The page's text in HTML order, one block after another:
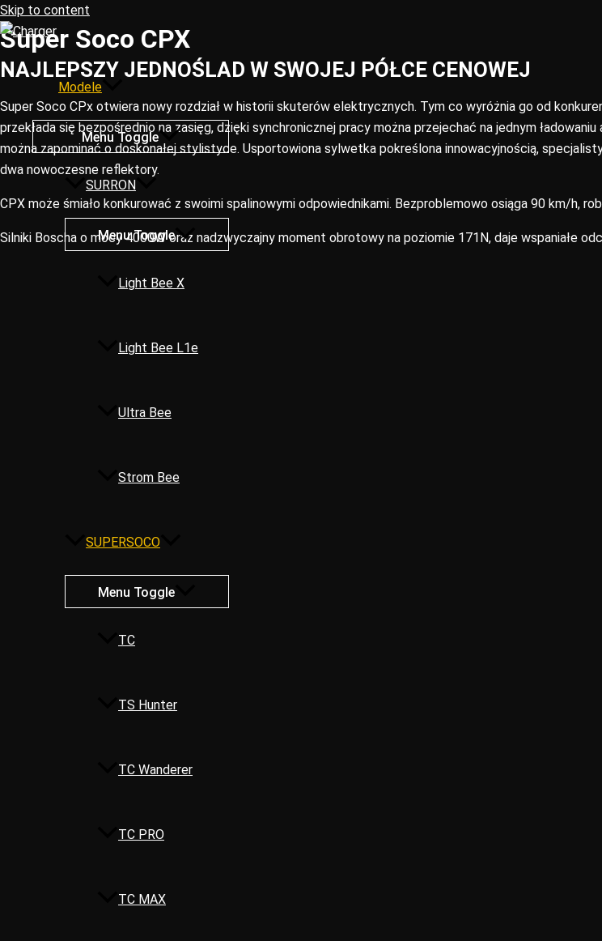
Skip to content
Modele
Menu Toggle
SURRON
Menu Toggle
Light Bee X
Light Bee L1e
Ultra Bee
Strom Bee
SUPERSOCO
Menu Toggle
TC
TS Hunter
TC Wanderer
TC PRO
TC MAX
Super Soco CPX
NAJLEPSZY JEDNOŚLAD W SWOJEJ PÓŁCE CENOWEJ​
Super Soco CPx otwiera nowy rozdział w historii skuterów elektrycznych. Tym co wyróżnia go od
przekłada się bezpośrednio na zasięg, dzięki synchronicznej pracy można przejechać na jednym
można zapominać o doskonałej stylistyce. Usportowiona sylwetka pokreślona innowacyjnością,
dwa nowoczesne reflektory.
CPX może śmiało konkurować z swoimi spalinowymi odpowiednikami. Bezproblemowo osiąga 90 km/h,
Silniki Boscha o mocy 4000W oraz nadzwyczajny moment obrotowy na poziomie 171N, daje wspaniałe